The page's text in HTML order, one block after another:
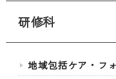
研修科
地域包括ケア・フ